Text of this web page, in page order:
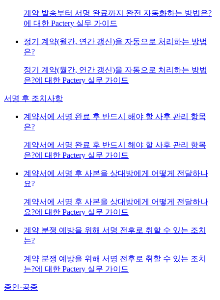
계약 발송부터 서명 완료까지 완전 자동화하는 방법은?
에 대한 Pactery 실무 가이드
정기 계약(월간, 연간 갱신)을 자동으로 처리하는 방법
은?
정기 계약(월간, 연간 갱신)을 자동으로 처리하는 방법
은?에 대한 Pactery 실무 가이드
서명 후 조치사항
계약서에 서명 완료 후 반드시 해야 할 사후 관리 항목
은?
계약서에 서명 완료 후 반드시 해야 할 사후 관리 항목
은?에 대한 Pactery 실무 가이드
계약서에 서명 후 사본을 상대방에게 어떻게 전달하나
요?
계약서에 서명 후 사본을 상대방에게 어떻게 전달하나
요?에 대한 Pactery 실무 가이드
계약 분쟁 예방을 위해 서명 전후로 취할 수 있는 조치
는?
계약 분쟁 예방을 위해 서명 전후로 취할 수 있는 조치
는?에 대한 Pactery 실무 가이드
증인·공증